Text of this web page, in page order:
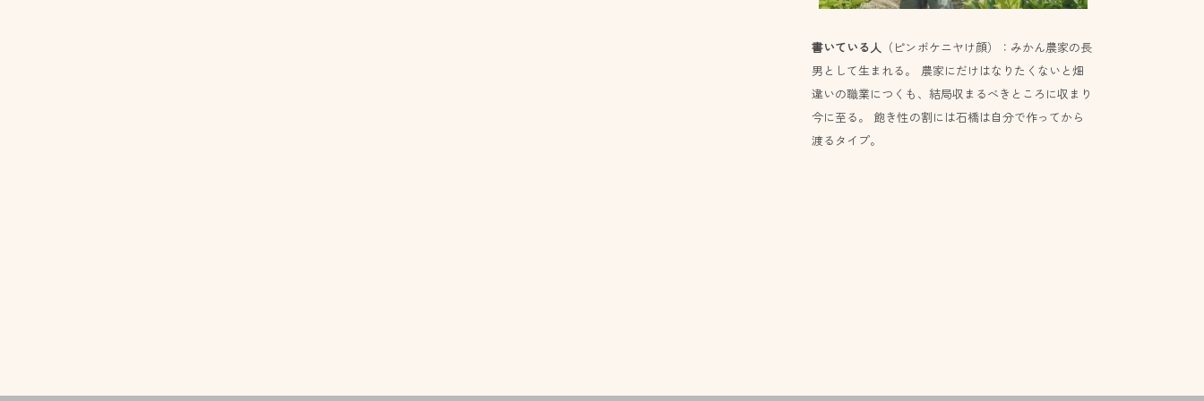
書いている人 （ピンボケニヤけ顔）：みかん農家の長
男として生まれる。 農家にだけはなりたくないと畑
違いの職業につくも、結局収まるべきところに収まり
今に至る。 飽き性の割には石橋は自分で作ってから
渡るタイプ。